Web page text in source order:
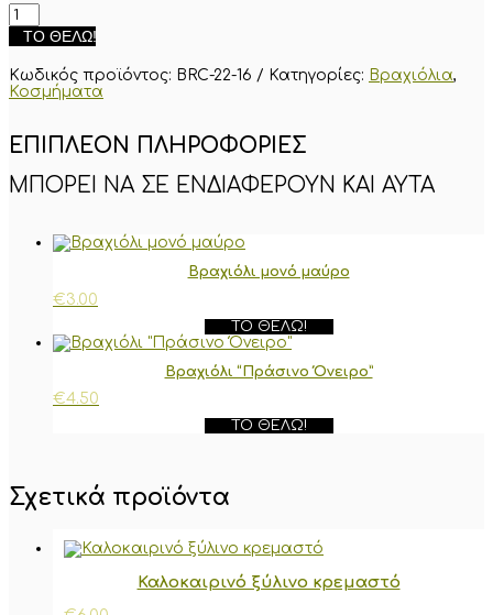
Βραχιόλι
"Ψαράκι"
ποσότητα
ΤΟ ΘΈΛΩ!
Κωδικός προϊόντος: BRC-22-16 Κατηγορίες: Βραχιόλια,
Κοσμήματα
ΕΠΙΠΛΈΟΝ ΠΛΗΡΟΦΟΡΊΕΣ
Βραχιόλι μονό μαύρο
€3.00
ΤΟ ΘΈΛΩ!
Βραχιόλι “Πράσινο Όνειρο”
€4.50
ΤΟ ΘΈΛΩ!
Σχετικά προϊόντα
Καλοκαιρινό ξύλινο κρεμαστό